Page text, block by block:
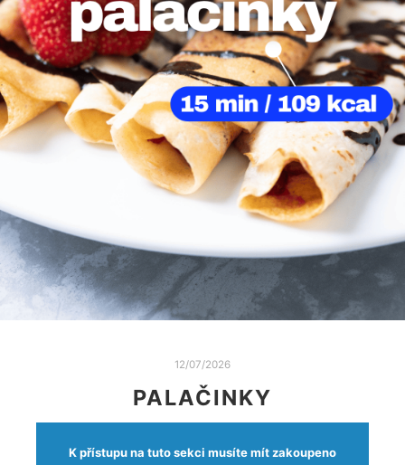
12/07/2026
PALAČINKY
K přístupu na tuto sekci musíte mít zakoupeno